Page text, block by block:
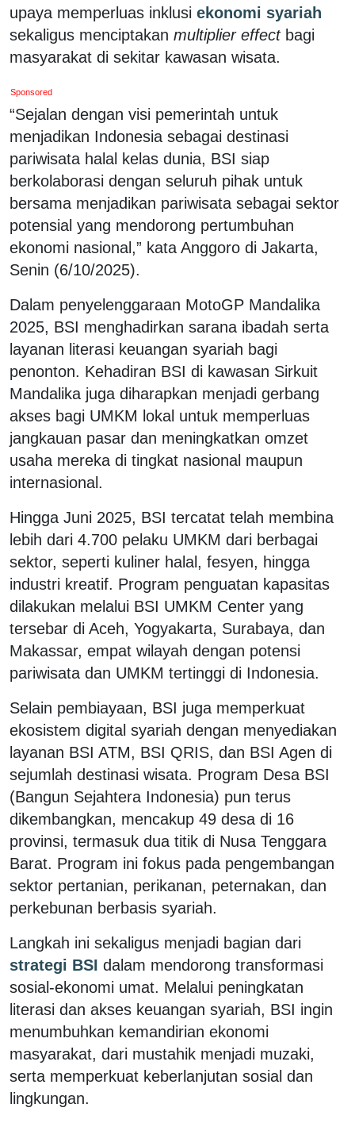
upaya memperluas inklusi ekonomi syariah
sekaligus menciptakan multiplier effectbagi
masyarakat di sekitar kawasan wisata.
Sponsored
“Sejalan dengan visi pemerintah untuk
menjadikan Indonesia sebagai destinasi
pariwisata halal kelas dunia, BSI siap
berkolaborasi dengan seluruh pihak untuk
bersama menjadikan pariwisata sebagai sektor
potensial yang mendorong pertumbuhan
ekonomi nasional,” kata Anggoro di Jakarta,
Senin (6/10/2025).
Dalam penyelenggaraan MotoGP Mandalika
2025, BSI menghadirkan sarana ibadah serta
layanan literasi keuangan syariah bagi
penonton. Kehadiran BSI di kawasan Sirkuit
Mandalika juga diharapkan menjadi gerbang
akses bagi UMKM lokal untuk memperluas
jangkauan pasar dan meningkatkan omzet
usaha mereka di tingkat nasional maupun
internasional.
Hingga Juni 2025, BSI tercatat telah membina
lebih dari 4.700 pelaku UMKM dari berbagai
sektor, seperti kuliner halal, fesyen, hingga
industri kreatif. Program penguatan kapasitas
dilakukan melalui BSI UMKM Center yang
tersebar di Aceh, Yogyakarta, Surabaya, dan
Makassar, empat wilayah dengan potensi
pariwisata dan UMKM tertinggi di Indonesia.
Selain pembiayaan, BSI juga memperkuat
ekosistem digital syariah dengan menyediakan
layanan BSI ATM, BSI QRIS, dan BSI Agen di
sejumlah destinasi wisata. Program Desa BSI
(Bangun Sejahtera Indonesia) pun terus
dikembangkan, mencakup 49 desa di 16
provinsi, termasuk dua titik di Nusa Tenggara
Barat. Program ini fokus pada pengembangan
sektor pertanian, perikanan, peternakan, dan
perkebunan berbasis syariah.
Langkah ini sekaligus menjadi bagian dari
strategi BSI dalam mendorong transformasi
sosial-ekonomi umat. Melalui peningkatan
literasi dan akses keuangan syariah, BSI ingin
menumbuhkan kemandirian ekonomi
masyarakat, dari mustahik menjadi muzaki,
serta memperkuat keberlanjutan sosial dan
lingkungan.